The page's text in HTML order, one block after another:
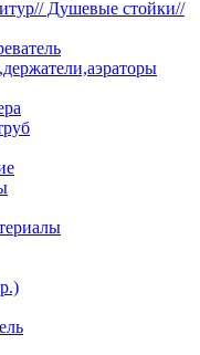
Душевые стойки//